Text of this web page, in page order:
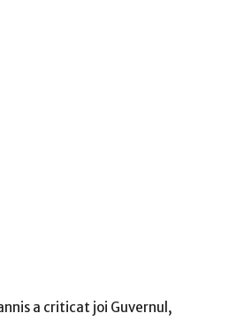
a criticat joi Guvernul,